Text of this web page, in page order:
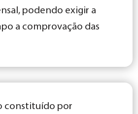
podendo exigir a
a comprovação das
constituído por